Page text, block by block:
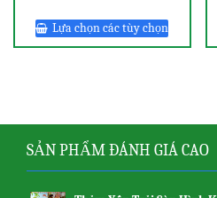
Lựa chọn các tùy chọn
SẢN PHẨM ĐÁNH GIÁ CAO